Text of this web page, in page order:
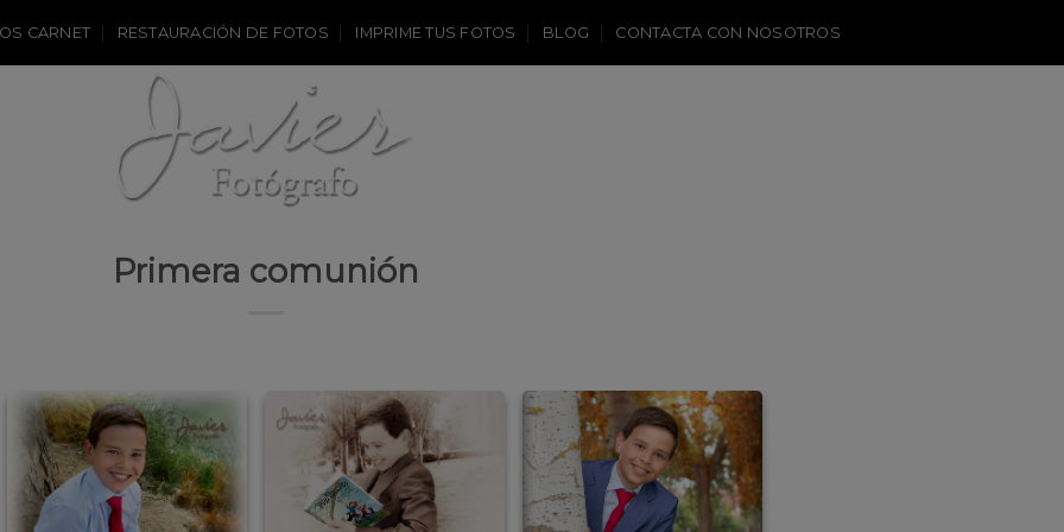
CARNET RESTAURACIÓN DE FOTOS IMPRIME TUS FOTOS BLOG CONTACTA CON NOSOTROS
Primera comunión